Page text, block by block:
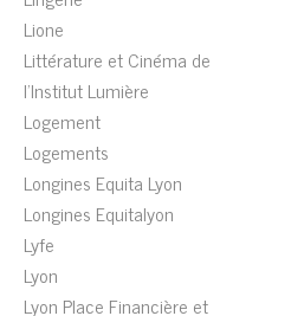
Lione
Littérature et Cinéma de
l'Institut Lumière
Logement
Logements
Longines Equita Lyon
Longines Equitalyon
Lyfe
Lyon
Lyon Place Financière et